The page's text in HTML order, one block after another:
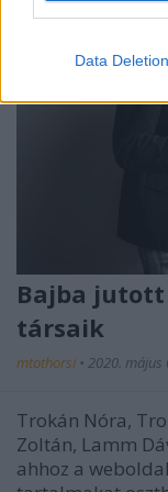
related to
functionality
Data Deletion
Bajba jutott
társaik
mtothorsi • 2020. május
Trokán Nóra,
Zoltán, Lamm
ahhoz a